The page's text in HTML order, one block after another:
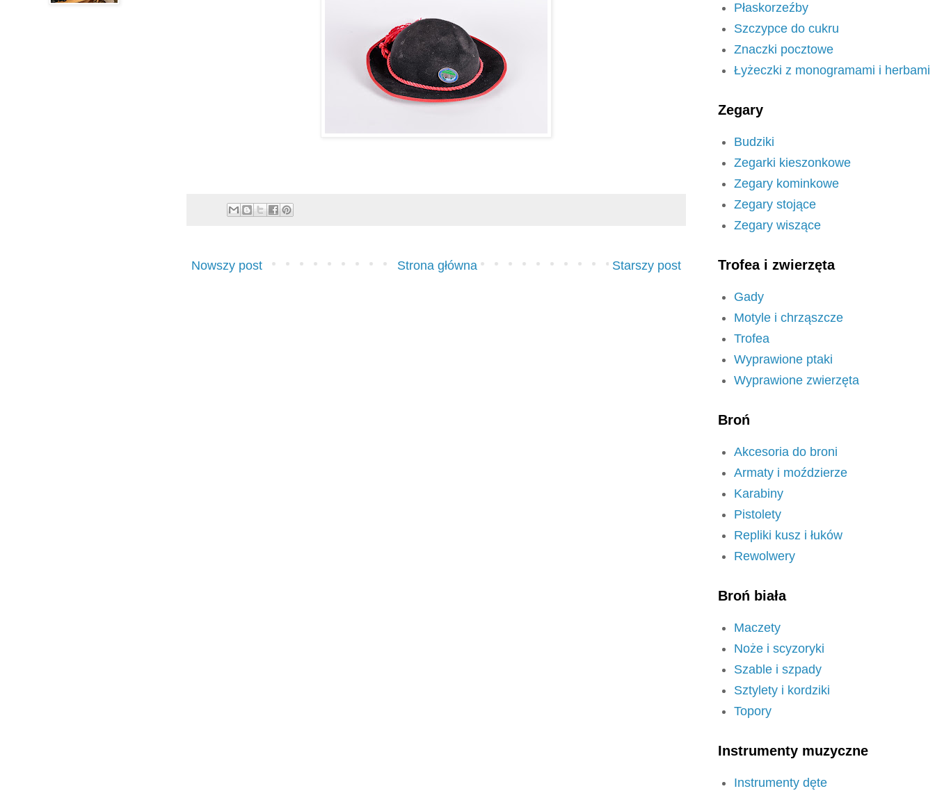
Nowszy post Starszy post
Strona główna
Płaskorzeźby
Szczypce do cukru
Znaczki pocztowe
Łyżeczki z monogramami i herbami
Zegary
Budziki
Zegarki kieszonkowe
Zegary kominkowe
Zegary stojące
Zegary wiszące
Trofea i zwierzęta
Gady
Motyle i chrząszcze
Trofea
Wyprawione ptaki
Wyprawione zwierzęta
Broń
Akcesoria do broni
Armaty i moździerze
Karabiny
Pistolety
Repliki kusz i łuków
Rewolwery
Broń biała
Maczety
Noże i scyzoryki
Szable i szpady
Sztylety i kordziki
Topory
Instrumenty muzyczne
Instrumenty dęte